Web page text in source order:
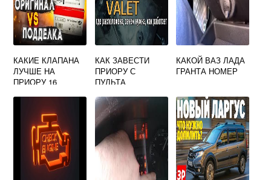
КАКИЕ КЛАПАНА
ЛУЧШЕ НА
ПРИОРУ 16
КАК ЗАВЕСТИ
ПРИОРУ С
ПУЛЬТА
КАКОЙ ВАЗ ЛАДА
ГРАНТА НОМЕР